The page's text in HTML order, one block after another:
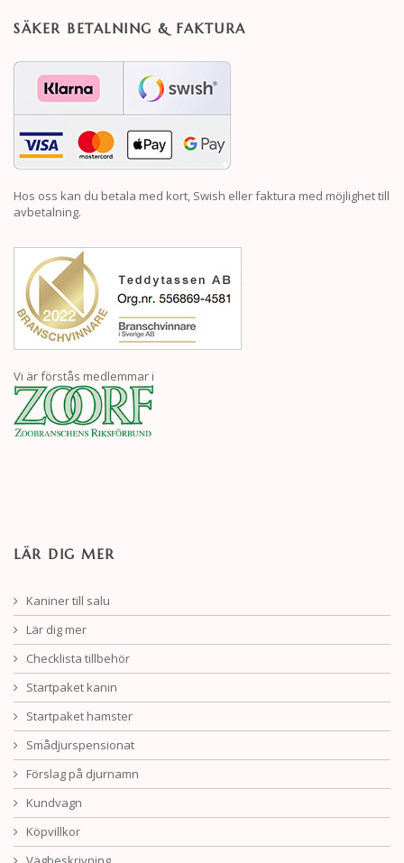
SÄKER BETALNING & FAKTURA
Hos oss kan du betala med kort, Swish eller faktura med möjlighet till
avbetalning.
Vi är förstås medlemmar i
LÄR DIG MER
Kaniner till salu
Lär dig mer
Checklista tillbehör
Startpaket kanin
Startpaket hamster
Smådjurspensionat
Förslag på djurnamn
Kundvagn
Köpvillkor